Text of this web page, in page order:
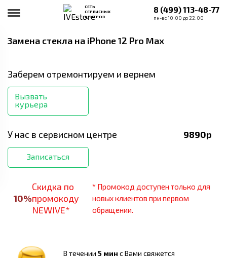
СЕТЬ
СЕРВИСНЫХ
ЦЕНТРОВ
8 (499) 113-48-77
пн-вс 10:00 до 22:00
Замена стекла на iPhone 12 Pro Max
Заберем отремонтируем и вернем
Вызвать
курьера
У нас в сервисном центре 9890р
Записаться
10%
Скидка по
промокоду
NEWIVE*
* Промокод доступен только для
новых клиентов при первом
обращении.
В течении 5 мин с Вами свяжется